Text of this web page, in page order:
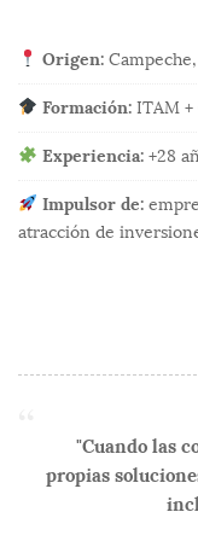
Origen:
Formación:ITAM +
Experiencia:+28
Impulsor de:
atracción de
"Cuando las
propias